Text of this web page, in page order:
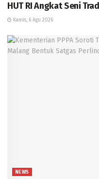
HUT RI Angkat Seni
Kamis, 6 Agu 2026
NEWS